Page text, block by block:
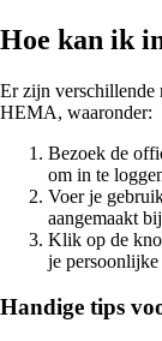
Hoe kan ik
Er zijn verschillende
HEMA, waaronder:
Bezoek de
om in te
Voer je
aangemaakt
Klik op de
je
Handige tips